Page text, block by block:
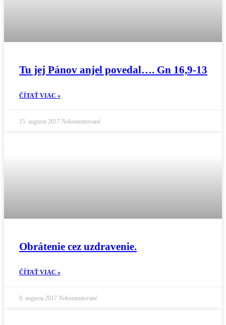
Tu jej Pánov anjel povedal…. Gn 16,9-13
ČÍTAŤ VIAC »
15. augusta 2017 Nekomentované
Obrátenie cez uzdravenie.
ČÍTAŤ VIAC »
8. augusta 2017 Nekomentované